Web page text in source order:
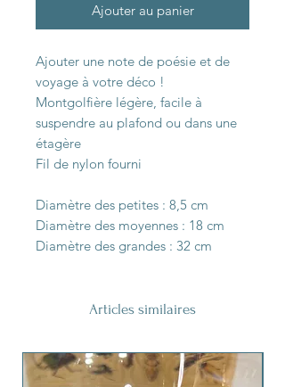
Ajouter au panier
Ajouter une note de poésie et de
voyage à votre déco !
Montgolfière légère, facile à
suspendre au plafond ou dans une
étagère
Fil de nylon fourni
Diamètre des petites : 8,5 cm
Diamètre des moyennes : 18 cm
Diamètre des grandes : 32 cm
Articles similaires